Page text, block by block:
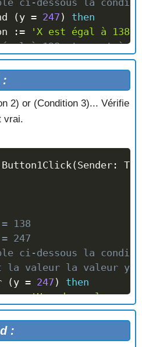
(y = 247 )
then
:=
'X est égal à 138
à 128 et y est à
'Une des valeurs
est fausse.
:
2) or (Condition 3)... Vérifie
vrai.
Button1Click (Sender :
138
247
ci-dessous la
la valeur la valeur y
(y = 247 )
then
:= 'Une des valeurs
valeurs est égal à
:= 'Aucune valeurs
: